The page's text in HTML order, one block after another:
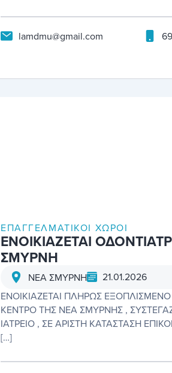
lamdmu@gmail.com
ΕΠΑΓΓΕΛΜΑΤΙΚΟΊ ΧΏΡΟΙ
ΕΝΟΙΚΙΑΖΕΤΑΙ
ΣΜΥΡΝΗ
ΝΕΑ ΣΜΥΡΝΗ
21.01.2026
ΕΝΟΙΚΙΑΖΕΤΑΙ ΠΛΗΡΩΣ
ΚΕΝΤΡΟ ΤΗΣ ΝΕΑ ΣΜΥΡΝΗΣ ,
ΙΑΤΡΕΙΟ , ΣΕ ΑΡΙΣΤΗ ΚΑΤΑΣΤΑΣΗ
[…]